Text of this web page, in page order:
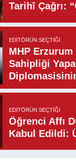
Tarihî Çağrı:
EDITÖRÜN SEÇTIĞI
MHP
Sahipliği
EDITÖRÜN SEÇTIĞI
Öğrenci Affı
Kabul Edildi: